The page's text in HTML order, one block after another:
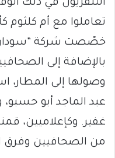
التلفزيون في ذلك
تعاملوا مع أم كلثوم
خصّصت شركة “سودان
بالإضافة إلى
وصولها إلى المطار،
عبد الماجد أبو
غفير. وكإعلاميين،
من الصحافيين وفرق